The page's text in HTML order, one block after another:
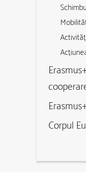
Corpul